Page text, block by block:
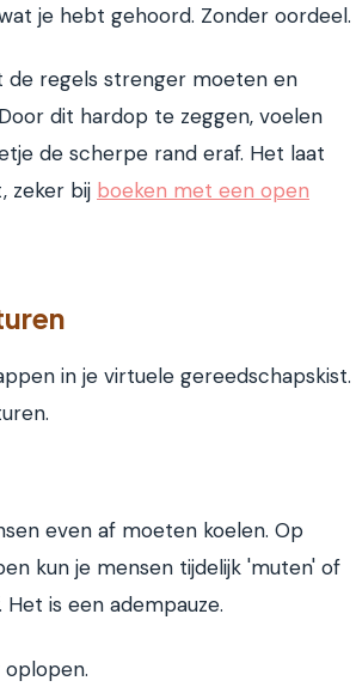
je hebt gehoord. Zonder oordeel.
de regels strenger moeten en
dit hardop te zeggen, voelen
de scherpe rand eraf. Het laat
zeker bij boeken met een open
in je virtuele gereedschapskist.
even af moeten koelen. Op
kun je mensen tijdelijk 'muten' of
is een adempauze.
oplopen.